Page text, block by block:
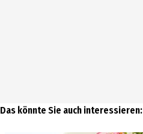
Das könnte Sie auch interessieren: